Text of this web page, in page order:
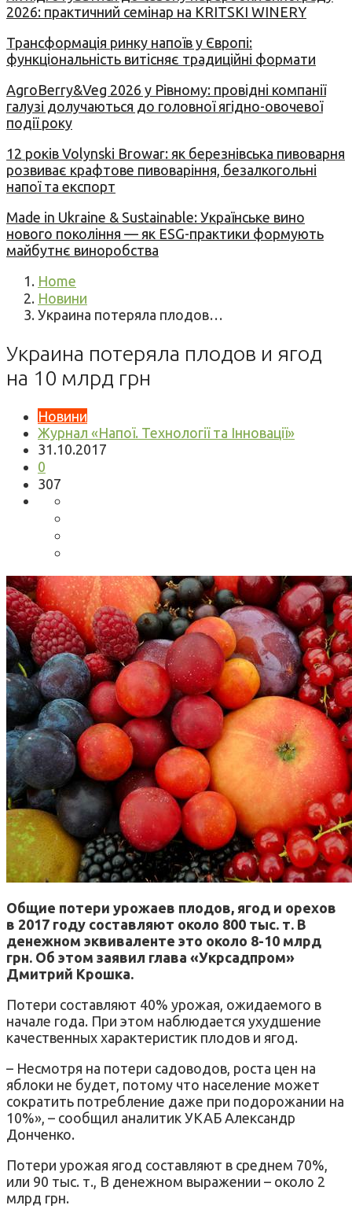
2026: практичний семінар на KRITSKI WINERY
Трансформація ринку напоїв у Європі:
функціональність витісняє традиційні формати
AgroBerry&Veg 2026 у Рівному: провідні компанії
галузі долучаються до головної ягідно-овочевої
події року
12 років Volynski Browar: як березнівська пивоварня
розвиває крафтове пивоваріння, безалкогольні
напої та експорт
Made in Ukraine & Sustainable: Українське вино
нового покоління — як ESG-практики формують
майбутнє виноробства
Home
Новини
Украина потеряла плодов…
Украина потеряла плодов и ягод
на 10 млрд грн
Новини
Журнал «Напої. Технології та Інновації»
31.10.2017
0
307
Общие потери урожаев плодов, ягод и орехов
в 2017 году составляют около 800 тыс. т. В
денежном эквиваленте это около 8-10 млрд
грн. Об этом заявил глава «Укрсадпром»
Дмитрий Крошка.
Потери составляют 40% урожая, ожидаемого в
начале года. При этом наблюдается ухудшение
качественных характеристик плодов и ягод.
– Несмотря на потери садоводов, роста цен на
яблоки не будет, потому что население может
сократить потребление даже при подорожании на
10%», – сообщил аналитик УКАБ Александр
Донченко.
Потери урожая ягод составляют в среднем 70%,
или 90 тыс. т., В денежном выражении – около 2
млрд грн.